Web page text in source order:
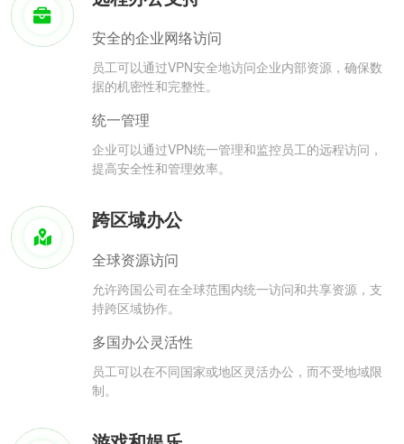
安全的企业网络访问
员工可以通过VPN安全地访问企业内部资源，确保数
据的机密性和完整性。
统一管理
企业可以通过VPN统一管理和监控员工的远程访问，
提高安全性和管理效率。
跨区域办公
全球资源访问
允许跨国公司在全球范围内统一访问和共享资源，支
持跨区域协作。
多国办公灵活性
员工可以在不同国家或地区灵活办公，而不受地域限
制。